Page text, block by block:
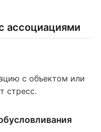
ассоциациями
с объектом или
стресс.